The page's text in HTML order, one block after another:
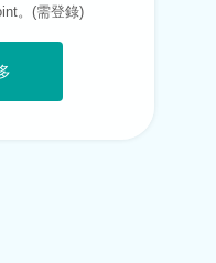
。(需登錄)